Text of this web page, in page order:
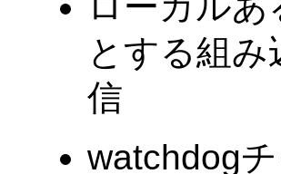
とする組
信
watchdog